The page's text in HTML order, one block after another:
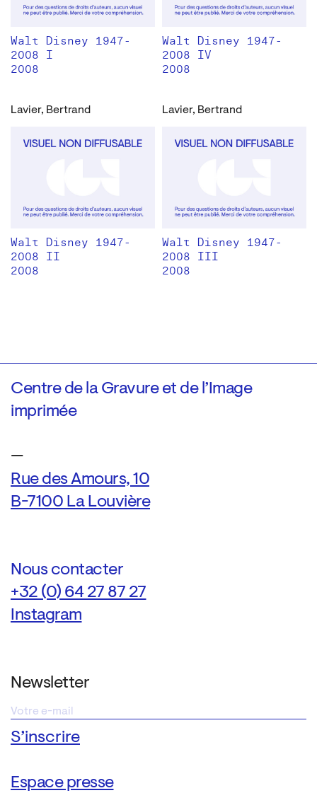
Walt Disney 1947-
2008 I
2008
Walt Disney 1947-
2008 IV
2008
Lavier, Bertrand
Walt Disney 1947-
2008 II
2008
Lavier, Bertrand
Walt Disney 1947-
2008 III
2008
Centre de la Gravure et de l’Image
imprimée
—
Rue des Amours, 10
B-7100 La Louvière
Nous contacter
+32 (0) 64 27 87 27
Instagram
Newsletter
Espace presse